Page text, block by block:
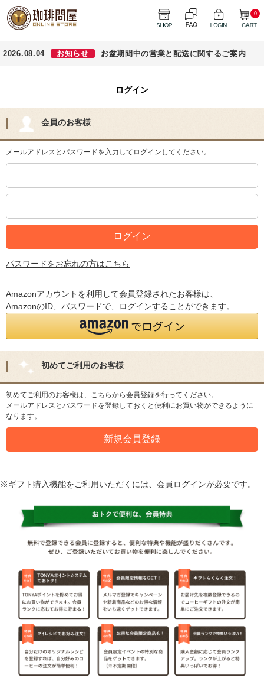
0
2026.08.04 お知らせ お盆期間中の営業と配送に関するご案内
ログイン
会員のお客様
メールアドレスとパスワードを入力してログインしてください。
パスワードをお忘れの方はこちら
Amazonアカウントを利用して会員登録されたお客様は、
AmazonのID、パスワードで、ログインすることができます。
初めてご利用のお客様
初めてご利用のお客様は、こちらから会員登録を行ってください。
メールアドレスとパスワードを登録しておくと便利にお買い物ができるように
なります。
※ギフト購入機能をご利用いただくには、会員ログインが必要です。